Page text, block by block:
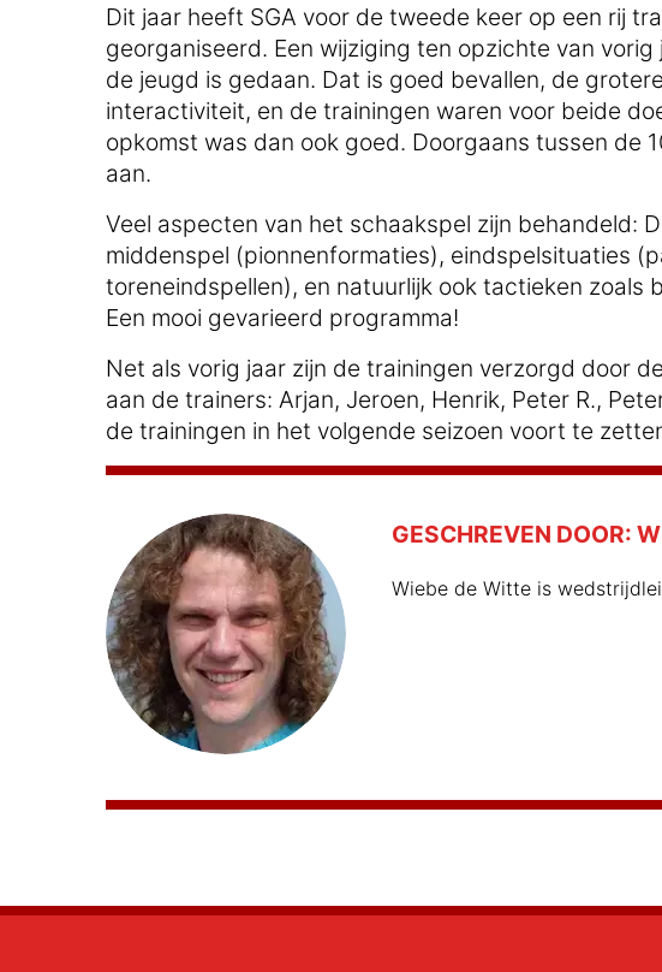
Dit jaar heeft SGA voor de tweede keer op een rij
georganiseerd. Een wijziging ten opzichte van
de jeugd is gedaan. Dat is goed bevallen, de
interactiviteit, en de trainingen waren voor beide
opkomst was dan ook goed. Doorgaans tussen de
aan.
Veel aspecten van het schaakspel zijn behandeld:
middenspel (pionnenformaties), eindspelsituaties
toreneindspellen), en natuurlijk ook tactieken zoals
Een mooi gevarieerd programma!
Net als vorig jaar zijn de trainingen verzorgd door
aan de trainers: Arjan, Jeroen, Henrik, Peter R.,
de trainingen in het volgende seizoen voort te
GESCHREVEN DOOR:
Wiebe de Witte is